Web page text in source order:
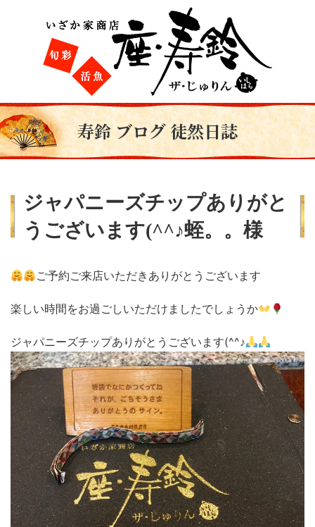
寿鈴 ブログ 徒然日誌
ジャパニーズチップありがと
うございます(^^♪蛭。。様
ご予約ご来店いただきありがとうございます
楽しい時間をお過ごしいただけましたでしょうか
ジャパニーズチップありがとうございます(^^♪